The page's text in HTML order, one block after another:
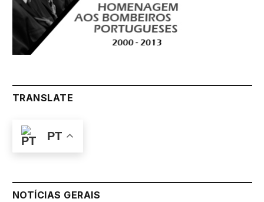
TRANSLATE
PT
NOTÍCIAS GERAIS